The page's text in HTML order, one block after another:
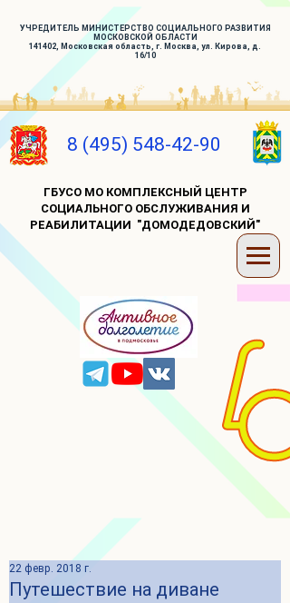
УЧРЕДИТЕЛЬ МИНИСТЕРСТВО СОЦИАЛЬНОГО РАЗВИТИЯ
МОСКОВСКОЙ ОБЛАСТИ
141402, Московская область, г. Москва, ул. Кирова, д.
16/10
8 (495) 548-42-90
ГБУСО МО КОМПЛЕКСНЫЙ ЦЕНТР
СОЦИАЛЬНОГО ОБСЛУЖИВАНИЯ И
РЕАБИЛИТАЦИИ "ДОМОДЕДОВСКИЙ"
Путешествие на диване
22 февр. 2018 г.